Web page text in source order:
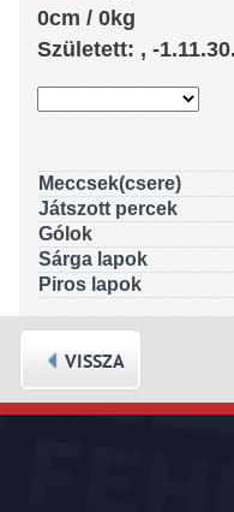
0cm / 0kg
Született: , -1.11.30.
Meccsek(csere)
Játszott percek
Gólok
Sárga lapok
Piros lapok
VISSZA